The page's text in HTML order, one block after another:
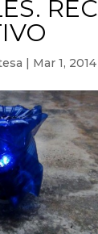
| Mar 1, 2014